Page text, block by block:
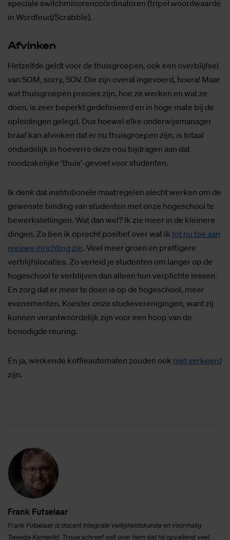
speciale switchminorencoördinatoren (tripel woordwaarde
in Wordfeud/Scrabble).
Af­vin­ken
Hetzelfde geldt voor de thuisgroepen, ook een overblijfsel
van SOM, sorry, SOV. Die zijn overal ingevoerd, hoera! Maar
wat thuisgroepen precies zijn, hoe ze werken en wat ze
doen, is zeer beperkt gedefinieerd en in hoge mate bij de
opleidingen gelegd. Dus hoewel elke onderwijsmanager
braaf kan afvinken dat er nu thuisgroepen zijn, is totaal
onduidelijk in hoeverre deze nou bijdragen aan dat
noodzakelijke ‘thuis’-gevoel voor studenten.
Ik denk dat institutionele maatregelen slecht werken om de
gewenste binding van studenten met onze hogeschool te
bewerkstellingen. Wat dan wel? Ik zie meer in de kleinere
dingen. Zo ben ik oprecht positief over wat ik tot nu toe aan
nieuwe inrichting zie. Veel meer groen en prettigere
verblijfslocaties. Zo verleid je studenten om langer op de
hogeschool te verblijven dan alleen hun verplichte lessen.
En zorg dat er meer te doen is op de hogeschool, meer
evenementen. Koester onze studieverenigingen, want zij
kunnen verantwoordelijk zijn voor een hoop van de
benodigde reuring.
En ja, werkende koffieautomaten zouden ook niet verkeerd
zijn.
Frank Fut­se­laar
Frank Futselaar is docent Integrale Veiligheidskundeen voormalig
Tweede Kamerlid. Trouw schreef ooit over hem dat hij opvallend veel